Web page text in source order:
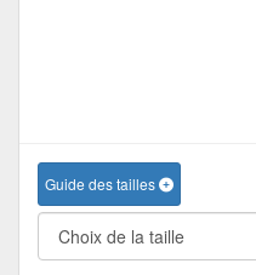
Guide des tailles